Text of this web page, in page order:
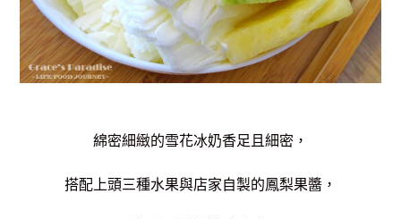
綿密細緻的雪花冰奶香足且細密，
搭配上頭三種水果與店家自製的鳳梨果醬，